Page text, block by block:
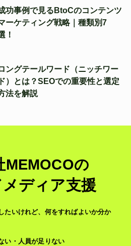
功事例で見るBtoCのコンテンツ
ーケティング戦略｜種類別7
！
ングテールワード（ニッチワー
ド）とは？SEOでの重要性と選定
法を解説
MEMOCOの
ディア支援
たいけれど、何をすればよいか分か
い・人員が足りない